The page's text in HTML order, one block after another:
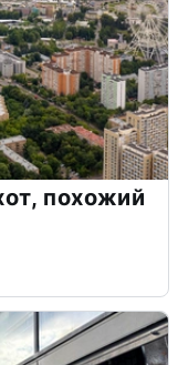
похожий